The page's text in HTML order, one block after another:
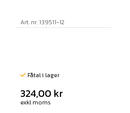
Art. nr: 139511-12
Fåtal i lager
324,00 kr
exkl moms